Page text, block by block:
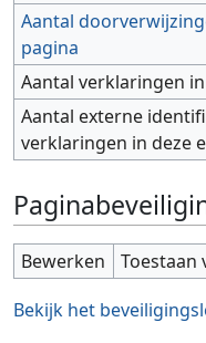
Aantal
pagina
Aantal verklaringen
Aantal externe
verklaringen in deze
Bewerken
Bekijk het